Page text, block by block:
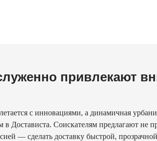
привлекают
с инновациями, а динамичная
в Достависта. Соискателям предлагают не
— сделать доставку быстрой,